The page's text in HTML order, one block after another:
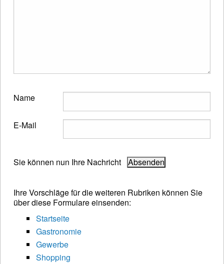
Name
E-Mail
Sie können nun Ihre Nachricht
Ihre Vorschläge für die weiteren Rubriken können Sie
über diese Formulare einsenden:
Startseite
Gastronomie
Gewerbe
Shopping